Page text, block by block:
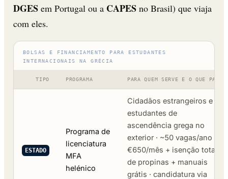
DGES em Portugal ou a CAPES no Brasil) que viaja
com eles.
BOLSAS E FINANCIAMENTO PARA ESTUDANTES
INTERNACIONAIS NA GRÉCIA
TIPO PROGRAMA PARA QUEM SERVE E O QUE PAGA
ESTADO
Programa de
licenciatura
MFA
helénico
Cidadãos estrangeiros e
estudantes de
ascendência grega no
exterior · ~50 vagas/ano ·
€650/mês + isenção total
de propinas + manuais
grátis · candidatura via